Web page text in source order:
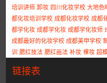
培训讲师 卸妆 四川化妆学校 大地色
都化妆培训学校 成都化妆学校 成都
都学化妆 成都学化妆 成都学化妆师
成都最好的化妆学校 成都美甲学校
训
腮红技法 腮红画法 补妆 裸妆 超
链接表